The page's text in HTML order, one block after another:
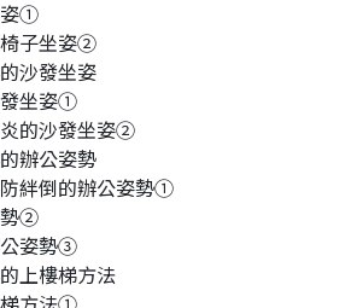
姿①
子坐姿②
沙發坐姿
發坐姿①
的沙發坐姿②
辦公姿勢
絆倒的辦公姿勢①
勢②
公姿勢③
上樓梯方法